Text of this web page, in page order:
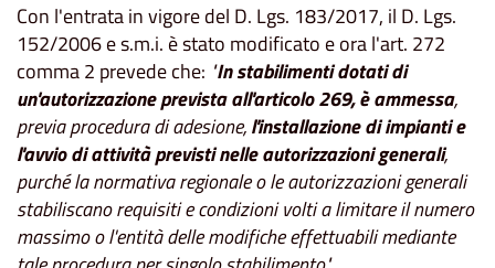
Con l'entrata in vigore del D. Lgs. 183/2017, il D. Lgs.
152/2006 e s.m.i. è stato modificato e ora l'art. 272
comma 2 prevede che: "In stabilimenti dotati di
un'autorizzazione prevista all'articolo 269, è ammessa,
previa procedura di adesione,l'installazione di impianti e
l'avvio di attività previsti nelle autorizzazioni generali,
purché la normativa regionale o le autorizzazioni generali
stabiliscano requisiti e condizioni volti a limitare il numero
massimo o l'entità delle modifiche effettuabili mediante